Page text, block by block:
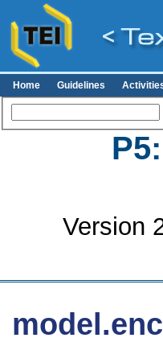
Home Guidelines
Version